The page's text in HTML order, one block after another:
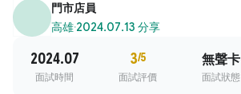
門市店員
高雄·2024.07.13 分享
2024.07
面試時間
3/5
面試評價
無聲卡
面試狀態